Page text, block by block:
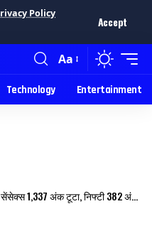
Policy
Accept
Aa
Technology Entertainment
निफ्टी 382 अंकों से ज्यादा लुढ़का, निवेशकों में हड़कंप